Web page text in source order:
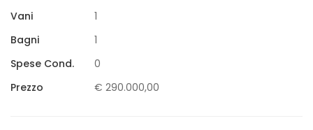
Vani
1
Bagni
1
Spese Cond.
0
Prezzo
€ 290.000,00